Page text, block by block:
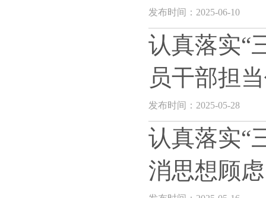
发布时间：2025-06-10
认真落实“
员干部担
发布时间：2025-05-28
认真落实“
消思想顾虑